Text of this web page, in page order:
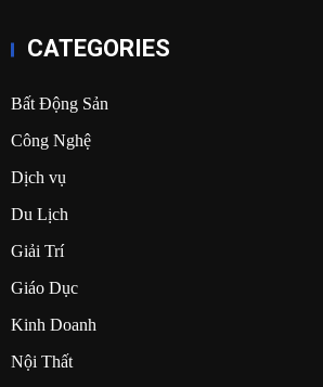
CATEGORIES
Bất Động Sản
Công Nghệ
Dịch vụ
Du Lịch
Giải Trí
Giáo Dục
Kinh Doanh
Nội Thất